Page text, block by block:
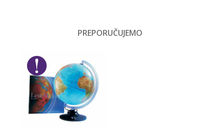
PREPORUČUJEMO